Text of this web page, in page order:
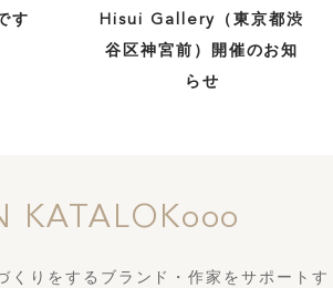
す
Hisui Gallery（東京都渋
谷区神宮前）開催のお知
らせ
KATALOKooo
をするブランド・作家をサポートす